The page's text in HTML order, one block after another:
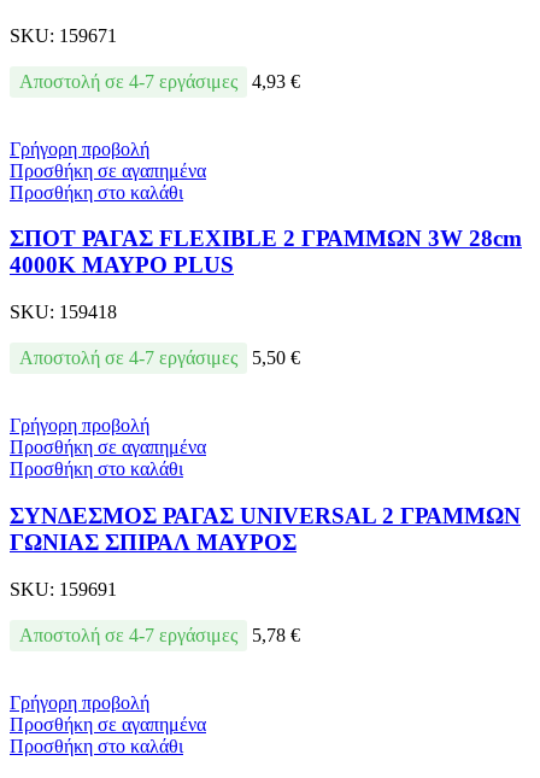
SKU: 159671
Αποστολή σε 4-7 εργάσιμες 4,93 €
Γρήγορη προβολή
Προσθήκη σε αγαπημένα
Προσθήκη στο καλάθι
ΣΠΟΤ ΡΑΓΑΣ FLEXIBLE 2 ΓΡΑΜΜΩΝ 3W 28cm
4000K ΜΑΥΡΟ PLUS
SKU: 159418
Αποστολή σε 4-7 εργάσιμες 5,50 €
Γρήγορη προβολή
Προσθήκη σε αγαπημένα
Προσθήκη στο καλάθι
ΣΥΝΔΕΣΜΟΣ ΡΑΓΑΣ UNIVERSAL 2 ΓΡΑΜΜΩΝ
ΓΩΝΙΑΣ ΣΠΙΡΑΛ ΜΑΥΡΟΣ
SKU: 159691
Αποστολή σε 4-7 εργάσιμες 5,78 €
Γρήγορη προβολή
Προσθήκη σε αγαπημένα
Προσθήκη στο καλάθι